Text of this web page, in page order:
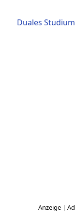
Duales Studium